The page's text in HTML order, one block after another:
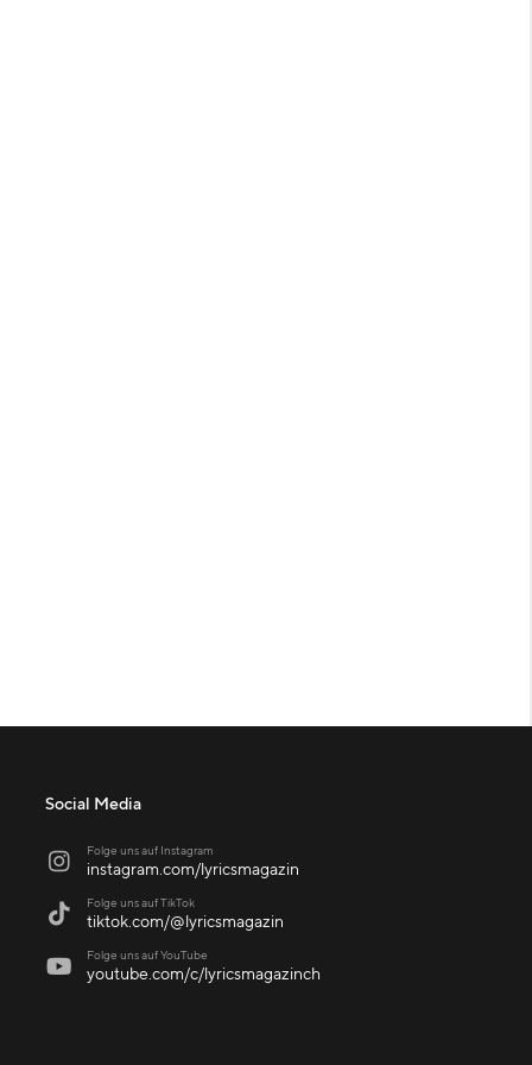
Social Media
 Folge uns auf Instagram
instagram.com/lyricsmagazin
 Folge uns auf TikTok
tiktok.com/@lyricsmagazin
 Folge uns auf YouTube
youtube.com/c/lyricsmagazinch